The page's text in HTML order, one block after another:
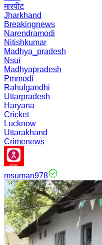
मारपीट
Jharkhand
Breakingnews
Narendramodi
Nitishkumar
Madhya_pradesh
Nsui
Madhyapradesh
Pmmodi
Rahulgandhi
Uttarpradesh
Haryana
Cricket
Lucknow
Uttarakhand
Crimenews
msuman978